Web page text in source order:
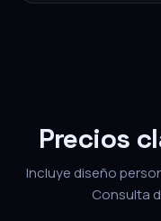
Precios
Incluye diseño
Consulta